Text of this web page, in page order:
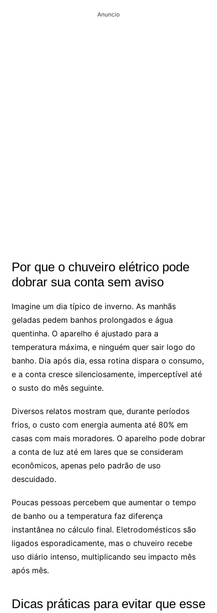
Anuncio
Por que o chuveiro elétrico pode
dobrar sua conta sem aviso
Imagine um dia típico de inverno. As manhãs
geladas pedem banhos prolongados e água
quentinha. O aparelho é ajustado para a
temperatura máxima, e ninguém quer sair logo do
banho. Dia após dia, essa rotina dispara o consumo,
e a conta cresce silenciosamente, imperceptível até
o susto do mês seguinte.
Diversos relatos mostram que, durante períodos
frios, o custo com energia aumenta até 80% em
casas com mais moradores. O aparelho pode dobrar
a conta de luz até em lares que se consideram
econômicos, apenas pelo padrão de uso
descuidado.
Poucas pessoas percebem que aumentar o tempo
de banho ou a temperatura faz diferença
instantânea no cálculo final. Eletrodomésticos são
ligados esporadicamente, mas o chuveiro recebe
uso diário intenso, multiplicando seu impacto mês
após mês.
Dicas práticas para evitar que esse